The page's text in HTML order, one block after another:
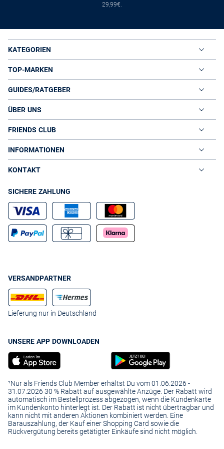
29,99€.
KATEGORIEN
TOP-MARKEN
GUIDES/RATGEBER
ÜBER UNS
FRIENDS CLUB
INFORMATIONEN
KONTAKT
SICHERE ZAHLUNG
VERSANDPARTNER
Lieferung nur in Deutschland
UNSERE APP DOWNLOADEN
¹Nur als Friends Club Member erhältst Du vom 01.06.2026 -
31.07.2026 30 % Rabatt auf ausgewählte Anzüge. Der Rabatt wird
automatisch im Bestellprozess abgezogen, wenn die Kundenkarte
im Kundenkonto hinterlegt ist. Der Rabatt ist nicht übertragbar und
kann nicht mit anderen Aktionen kombiniert werden. Eine
Barauszahlung, der Kauf einer Shopping Card sowie die
Rückvergütung bereits getätigter Einkäufe sind nicht möglich.